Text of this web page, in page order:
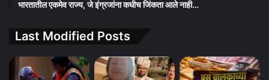
भारतातील एकमेव राज्य, जे इंग्रजांना कधीच जिंकता आले नाही…
Last Modified Posts